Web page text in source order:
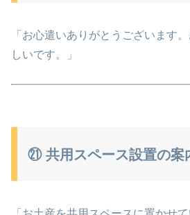
「お心遣いありがとうございます
しいです。」
㉑ 共用スペース設置の案